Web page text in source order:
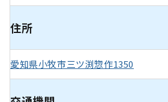
住所
愛知県小牧市三ツ渕惣作1350